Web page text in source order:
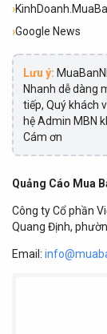
›
›Google News
Lưu ý:
Nhanh dễ dàng
tiếp, Quý khách
hệ Admin MBN
Cám ơn
Quảng Cáo Mua
Công ty Cổ phần
Quang Định,
Email: